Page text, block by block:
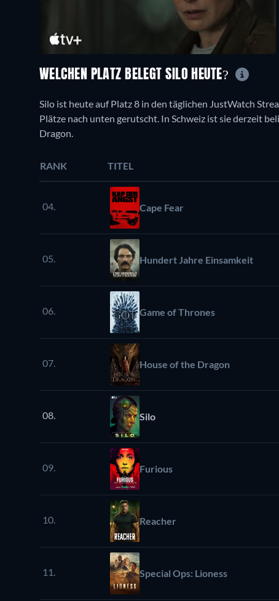
WELCHEN PLATZ BELEGT SILO HEUTE?
Silo ist heute auf Platz 8 in den täglichen JustWatch
Plätze nach unten gerutscht. In Schweiz ist sie derzeit
Dragon.
RANK TITEL
04. Cape Fear
05. Hundert Jahre Einsamkeit
06. Game of Thrones
07. House of the Dragon
08. Silo
09. Furious
10. Reacher
11. Special Ops: Lioness